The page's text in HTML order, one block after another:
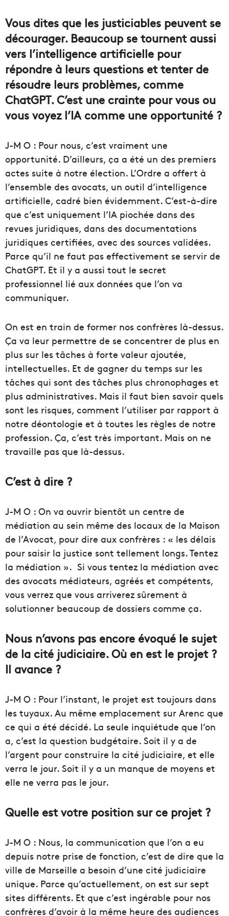
Vous dites que les justiciables peuvent se
décourager. Beaucoup se tournent aussi
vers l’intelligence artificielle pour
répondre à leurs questions et tenter de
résoudre leurs problèmes, comme
ChatGPT. C’est une crainte pour vous ou
vous voyez l’IA comme une opportunité ?
J-M O : Pour nous, c’est vraiment une
opportunité. D’ailleurs, ça a été un des premiers
actes suite à notre élection. L’Ordre a offert à
l’ensemble des avocats, un outil d’intelligence
artificielle, cadré bien évidemment. C’est-à-dire
que c’est uniquement l’IA piochée dans des
revues juridiques, dans des documentations
juridiques certifiées, avec des sources validées.
Parce qu’il ne faut pas effectivement se servir de
ChatGPT. Et il y a aussi tout le secret
professionnel lié aux données que l’on va
communiquer.
On est en train de former nos confrères là-dessus.
Ça va leur permettre de se concentrer de plus en
plus sur les tâches à forte valeur ajoutée,
intellectuelles. Et de gagner du temps sur les
tâches qui sont des tâches plus chronophages et
plus administratives. Mais il faut bien savoir quels
sont les risques, comment l’utiliser par rapport à
notre déontologie et à toutes les règles de notre
profession. Ça, c’est très important. Mais on ne
travaille pas que là-dessus.
C’est à dire ?
J-M O : On va ouvrir bientôt un centre de
médiation au sein même des locaux de la Maison
de l’Avocat, pour dire aux confrères : « les délais
pour saisir la justice sont tellement longs. Tentez
la médiation ». Si vous tentez la médiation avec
des avocats médiateurs, agréés et compétents,
vous verrez que vous arriverez sûrement à
solutionner beaucoup de dossiers comme ça.
Nous n’avons pas encore évoqué le sujet
de la cité judiciaire. Où en est le projet ?
Il avance ?
J-M O : Pour l’instant, le projet est toujours dans
les tuyaux. Au même emplacement sur Arenc que
ce qui a été décidé. La seule inquiétude que l’on
a, c’est la question budgétaire. Soit il y a de
l’argent pour construire la cité judiciaire, et elle
verra le jour. Soit il y a un manque de moyens et
elle ne verra pas le jour.
Quelle est votre position sur ce projet ?
J-M O : Nous, la communication que l’on a eu
depuis notre prise de fonction, c’est de dire que la
ville de Marseille a besoin d’une cité judiciaire
unique. Parce qu’actuellement, on est sur sept
sites différents. Et que c’est ingérable pour nos
confrères d’avoir à la même heure des audiences